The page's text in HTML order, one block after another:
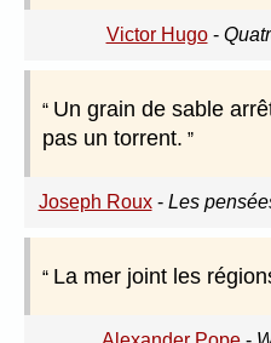
Victor Hugo-
Un grain de sable
pas un torrent.
Joseph Roux- Les
La mer joint les